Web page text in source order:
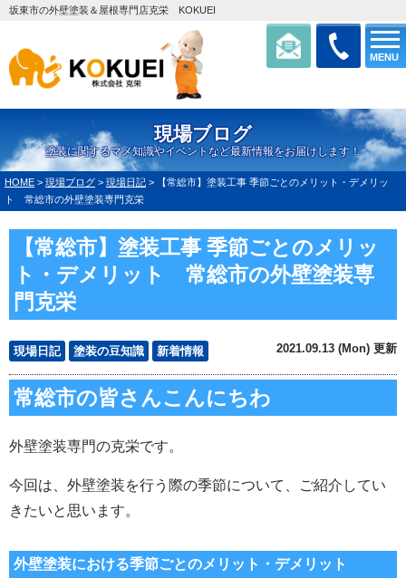
MENU
坂東市の外壁塗装＆屋根専門店克栄 KOKUEI
現場ブログ
塗装に関するマメ知識やイベントなど最新情報をお届けします！
HOME > 現場ブログ > 現場日記 >
【常総市】塗装工事 季節ごとのメリット・デメリッ
ト 常総市の外壁塗装専門克栄
【常総市】塗装工事 季節ごとのメリッ
ト・デメリット 常総市の外壁塗装専
門克栄
現場日記 塗装の豆知識 新着情報 2021.09.13 (Mon) 更新
常総市の皆さんこんにちわ
外壁塗装専門の克栄です。
今回は、外壁塗装を行う際の季節について、ご紹介してい
きたいと思います。
外壁塗装における季節ごとのメリット・デメリット